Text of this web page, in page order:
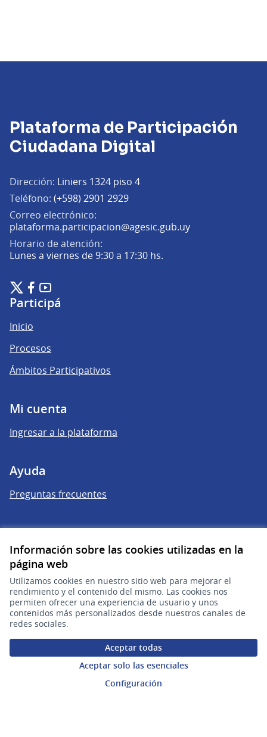
Información sobre las cookies utilizadas en la
página web
Utilizamos cookies en nuestro sitio web para mejorar el
rendimiento y el contenido del mismo. Las cookies nos
permiten ofrecer una experiencia de usuario y unos
contenidos más personalizados desde nuestros canales de
redes sociales.
Aceptar todas
Aceptar solo las esenciales
Configuración
Plataforma de Participación
Ciudadana Digital
Dirección: Liniers 1324 piso 4
Teléfono: (+598) 2901 2929
Correo electrónico:
plataforma.participacion@agesic.gub.uy(Abrir en una
Horario de atención:
Lunes a viernes de 9:30 a 17:30 hs.
Plataforma de Participación Ciudadana Digital en X
(Enlace externo)
Plataforma de Participación Ciudadana Digital en Facebook
(Enlace externo)
Plataforma de Participación Ciudadana Digital en
(Enlace externo)
Participá
Inicio
Procesos
Ámbitos Participativos
Mi cuenta
Ingresar a la plataforma
Ayuda
Preguntas frecuentes
Enlaces
Actividad
Encuentros
Descargar ficheros de datos abiertos